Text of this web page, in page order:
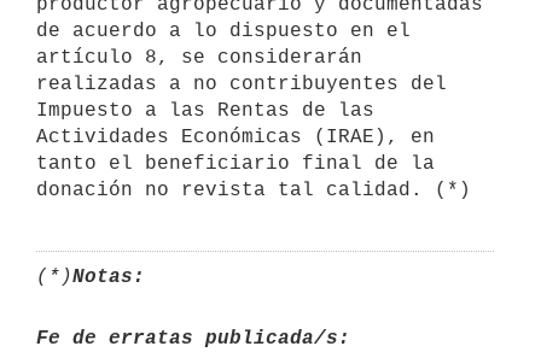
de acuerdo a lo dispuesto en el
artículo 8, se considerarán
realizadas a no contribuyentes del
Impuesto a las Rentas de las
Actividades Económicas (IRAE), en
tanto el beneficiario final de la
(*)Notas:
Fe de erratas publicada/s: